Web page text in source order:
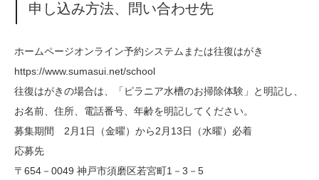
申し込み方法、問い合わせ先
ホームページオンライン予約システムまたは往復はがき
https://www.sumasui.net/school
往復はがきの場合は、「ピラニア水槽のお掃除体験」と明記し、
お名前、住所、電話番号、年齢を明記してください。
募集期間 2月1日（金曜）から2月13日（水曜）必着
応募先
〒654－0049 神戸市須磨区若宮町1－3－5